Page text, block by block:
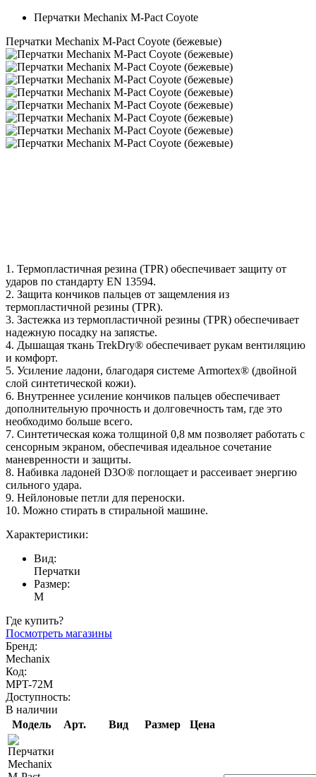
Перчатки Mechanix M-Pact Coyote
Перчатки Mechanix M-Pact Coyote (бежевые)
1. Термопластичная резина (TPR) обеспечивает защиту от
ударов по стандарту EN 13594.
2. Защита кончиков пальцев от защемления из
термопластичной резины (TPR).
3. Застежка из термопластичной резины (TPR) обеспечивает
надежную посадку на запястье.
4. Дышащая ткань TrekDry® обеспечивает рукам вентиляцию
и комфорт.
5. Усиление ладони, благодаря системе Armortex® (двойной
слой синтетической кожи).
6. Внутреннее усиление кончиков пальцев обеспечивает
дополнительную прочность и долговечность там, где это
необходимо больше всего.
7. Синтетическая кожа толщиной 0,8 мм позволяет работать с
сенсорным экраном, обеспечивая идеальное сочетание
маневренности и защиты.
8. Набивка ладоней D3O® поглощает и рассеивает энергию
сильного удара.
9. Нейлоновые петли для переноски.
10. Можно стирать в стиральной машине.
Характеристики:
Вид:
Перчатки
Размер:
M
Где купить?
Посмотреть магазины
Бренд:
Mechanix
Код:
MPT-72M
Доступность:
В наличии
Модель
Арт. Вид Размер Цена